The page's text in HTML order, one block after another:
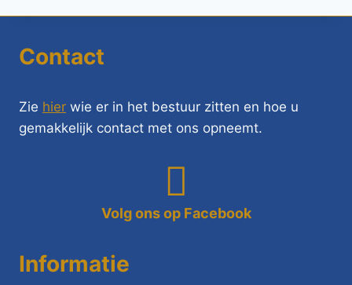
Contact
Zie hier wie er in het bestuur zitten en hoe u
gemakkelijk contact met ons opneemt.
Volg ons op Facebook
Informatie